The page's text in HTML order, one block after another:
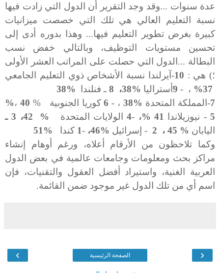
عدة سنوات ...وقد وجد التقرير أن الدول التي زادت فيها
نسبة
التعليم العالي هي تلك التي خصصت
ميزانيات
كبيرة بغرض تطوير التعليم فيها... وهذا بدوره أدى إلى
تحسين
مستويات التوظيف، وبالتالي خفض
نسب
البطالة ...الدول التي حصلت على المراتب العشر
الأولى
؛( هي :
10
-آيرلندا نسبة الأشخاص ذوي التعليم الجامعي
37
% ، -
9أستراليا %
38، 8 ـ فنلندا %
38
7
-المملكة المتحدة %
38 ، -
6 كوريا الجنوبية %
40 ،%
5
- نيوزيلاندا 41
%، -
4 الولايات المتحدة %
42، 3ـ
اليابان %
45 ، 2
- إسرائيل %
46، -
1 كندا %
51
وكما
تلاحظون من الأرقام أعلاه، ورغم أوهام
إنشاء
مراكز بحث ومعلومات وجامعات عالمية في بعض الدول
العربية الغنية، واستيراد أفضل العقول والتقنيات،
فإن
اسم أي من تلك الدول غير موجود ضمن القائمة.
‹
› الصفحة الرئيسية